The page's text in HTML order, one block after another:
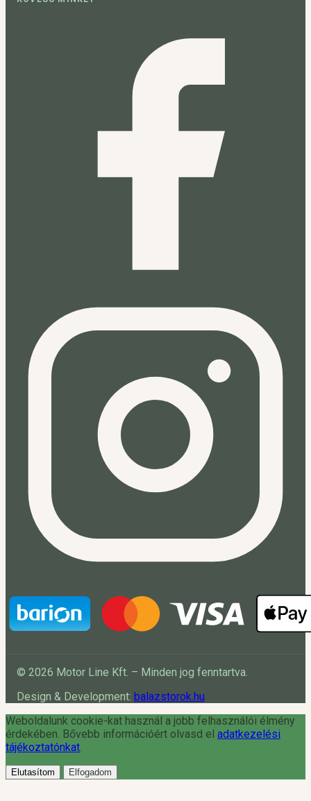
© 2026 Motor Line Kft. – Minden jog fenntartva.
Design & Development: balazstorok.hu
Weboldalunk cookie-kat használ a jobb felhasználói élmény
érdekében. Bővebb információért olvasd el adatkezelési
tájékoztatónkat
Elutasítom Elfogadom